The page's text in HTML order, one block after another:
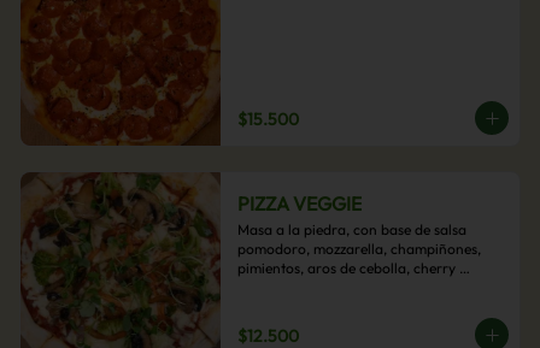
$15.500
PIZZA VEGGIE
Masa a la piedra, con base de salsa
pomodoro, mozzarella, champiñones,
pimientos, aros de cebolla, cherry
$12.500